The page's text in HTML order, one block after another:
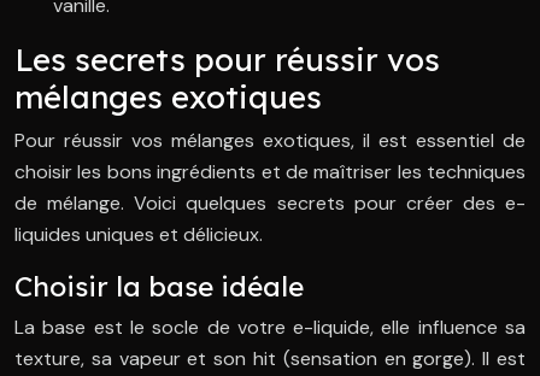
vanille.
Les secrets pour réussir vos
mélanges exotiques
Pour réussir vos mélanges exotiques, il est essentiel de
choisir les bons ingrédients et de maîtriser les techniques
de mélange. Voici quelques secrets pour créer des e-
liquides uniques et délicieux.
Choisir la base idéale
La base est le socle de votre e-liquide, elle influence sa
texture, sa vapeur et son hit (sensation en gorge). Il est